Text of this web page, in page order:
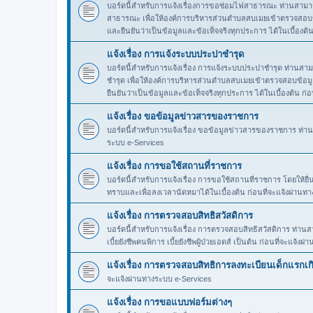
บอร์ดนี้สำหรับการแจ้งเรื่องการขอซ่อมไฟสาธารณะ ท่านสา
สาธารณะ เพื่อให้องค์การบริหารส่วนตำบลสบเมยเข้าตรวจ
และยืนยันว่าเป็นข้อมูลและข้อเท็จจริงทุกประการ ได้ในเบื้องต้
แจ้งเรื่อง การแจ้งระบบประปาชำรุด
บอร์ดนี้สำหรับการแจ้งเรื่อง การแจ้งระบบประปาชำรุด ท่านสา
ชำรุด เพื่อให้องค์การบริหารส่วนตำบลสบเมยเข้าตรวจสอบข้
ยืนยันว่าเป็นข้อมูลและข้อเท็จจริงทุกประการ ได้ในเบื้องต้น ก่
แจ้งเรื่อง ขอข้อมูลข่าวสารของราชการ
บอร์ดนี้สำหรับการแจ้งเรื่อง ขอข้อมูลข่าวสารของราชการ ท่า
ระบบ e-Services
แจ้งเรื่อง การขอใช้สถานที่ราชการ
บอร์ดนี้สำหรับการแจ้งเรื่อง การขอใช้สถานที่ราชการ โดยให้
ทราบและเพื่อลงเวลานัดหมาได้ในเบื้องต้น ก่อนที่จะแจ้งผ่านทา
แจ้งเรื่อง การตรวจสอบสิทธิสวัสดิการ
บอร์ดนี้สำหรับการแจ้งเรื่อง การตรวจสอบสิทธิสวัสดิการ ท่าน
เบี้ยยังชีพคนพิการ เบี้ยยังชีพผู้ป่วยเอดส์ เป็นต้น ก่อนที่จะแจ้งผ่า
แจ้งเรื่อง การตรวจสอบสิทธิการลงทะเบียนเด็กแรกเ
จะแจ้งผ่านทางระบบ e-Services
แจ้งเรื่อง การขอแบบฟอร์มต่างๆ